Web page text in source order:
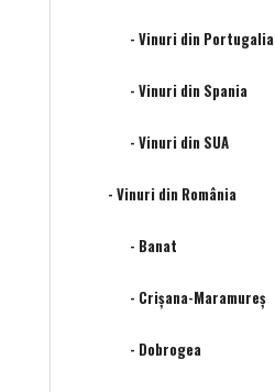
- Vinuri din Portugalia
- Vinuri din Spania
- Vinuri din SUA
- Vinuri din România
- Banat
- Crișana-Maramureș
- Dobrogea